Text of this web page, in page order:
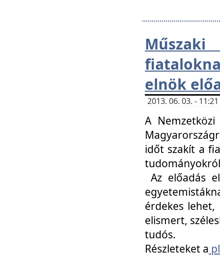
elnök
2013. 06. 03. -
A
időt szakít a
Az előadás
érdekes lehet,
elismert,
tudós.
Részleteket a